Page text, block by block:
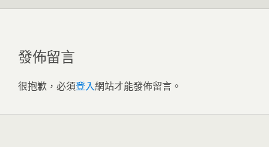
發佈留言
很抱歉，必須登入網站才能發佈留言。